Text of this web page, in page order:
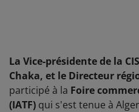
La Vice-présidente de la
Chaka, et le Directeur
participé à la Foire
(IATF) qui s'est tenue à